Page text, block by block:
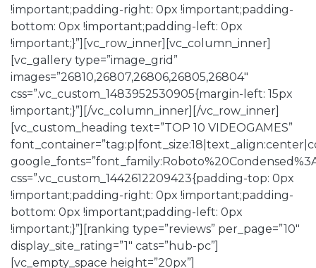
!important;padding-right: 0px !important;padding-
bottom: 0px !important;padding-left: 0px
!important;}”][vc_row_inner][vc_column_inner]
[vc_gallery type=”image_grid”
images=”26810,26807,26806,26805,26804″
css=”.vc_custom_1483952530905{margin-left: 15px
!important;}”][/vc_column_inner][/vc_row_inner]
[vc_custom_heading text=”TOP 10 VIDEOGAMES”
css=”.vc_custom_1442612209423{padding-top: 0px
!important;padding-right: 0px !important;padding-
bottom: 0px !important;padding-left: 0px
!important;}”][ranking type=”reviews” per_page=”10″
display_site_rating=”1″ cats=”hub-pc”]
[vc_empty_space height=”20px”]